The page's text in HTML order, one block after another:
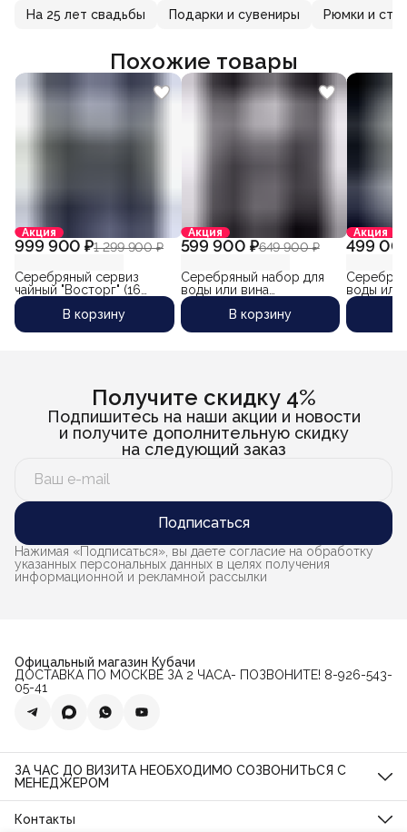
На 25 лет свадьбы Подарки и сувениры Рюмки и
Похожие товары
Акция
999 900 ₽1 299 900 ₽
Серебряный сервиз
чайный "Восторг" (16
предметов)
В корзину
Акция
599 900 ₽649 900 ₽
Серебряный набор для
воды или вина
"Восторг-4" (6
предметов)В корзину
Акция
499
воды или
Получите скидку 4%
Подпишитесь на наши акции и новости
и получите дополнительную скидку
на следующий заказ
Подписаться
Нажимая «Подписаться», вы даете согласие на обработку
указанных персональных данных в целях получения
информационной и рекламной рассылки
Офицальный магазин Кубачи
ДОСТАВКА ПО МОСКВЕ ЗА 2 ЧАСА- ПОЗВОНИТЕ! 8-926-543-
05-41
ЗА ЧАС ДО ВИЗИТА НЕОБХОДИМО СОЗВОНИТЬСЯ С
МЕНЕДЖЕРОМ
О нас
Контакты